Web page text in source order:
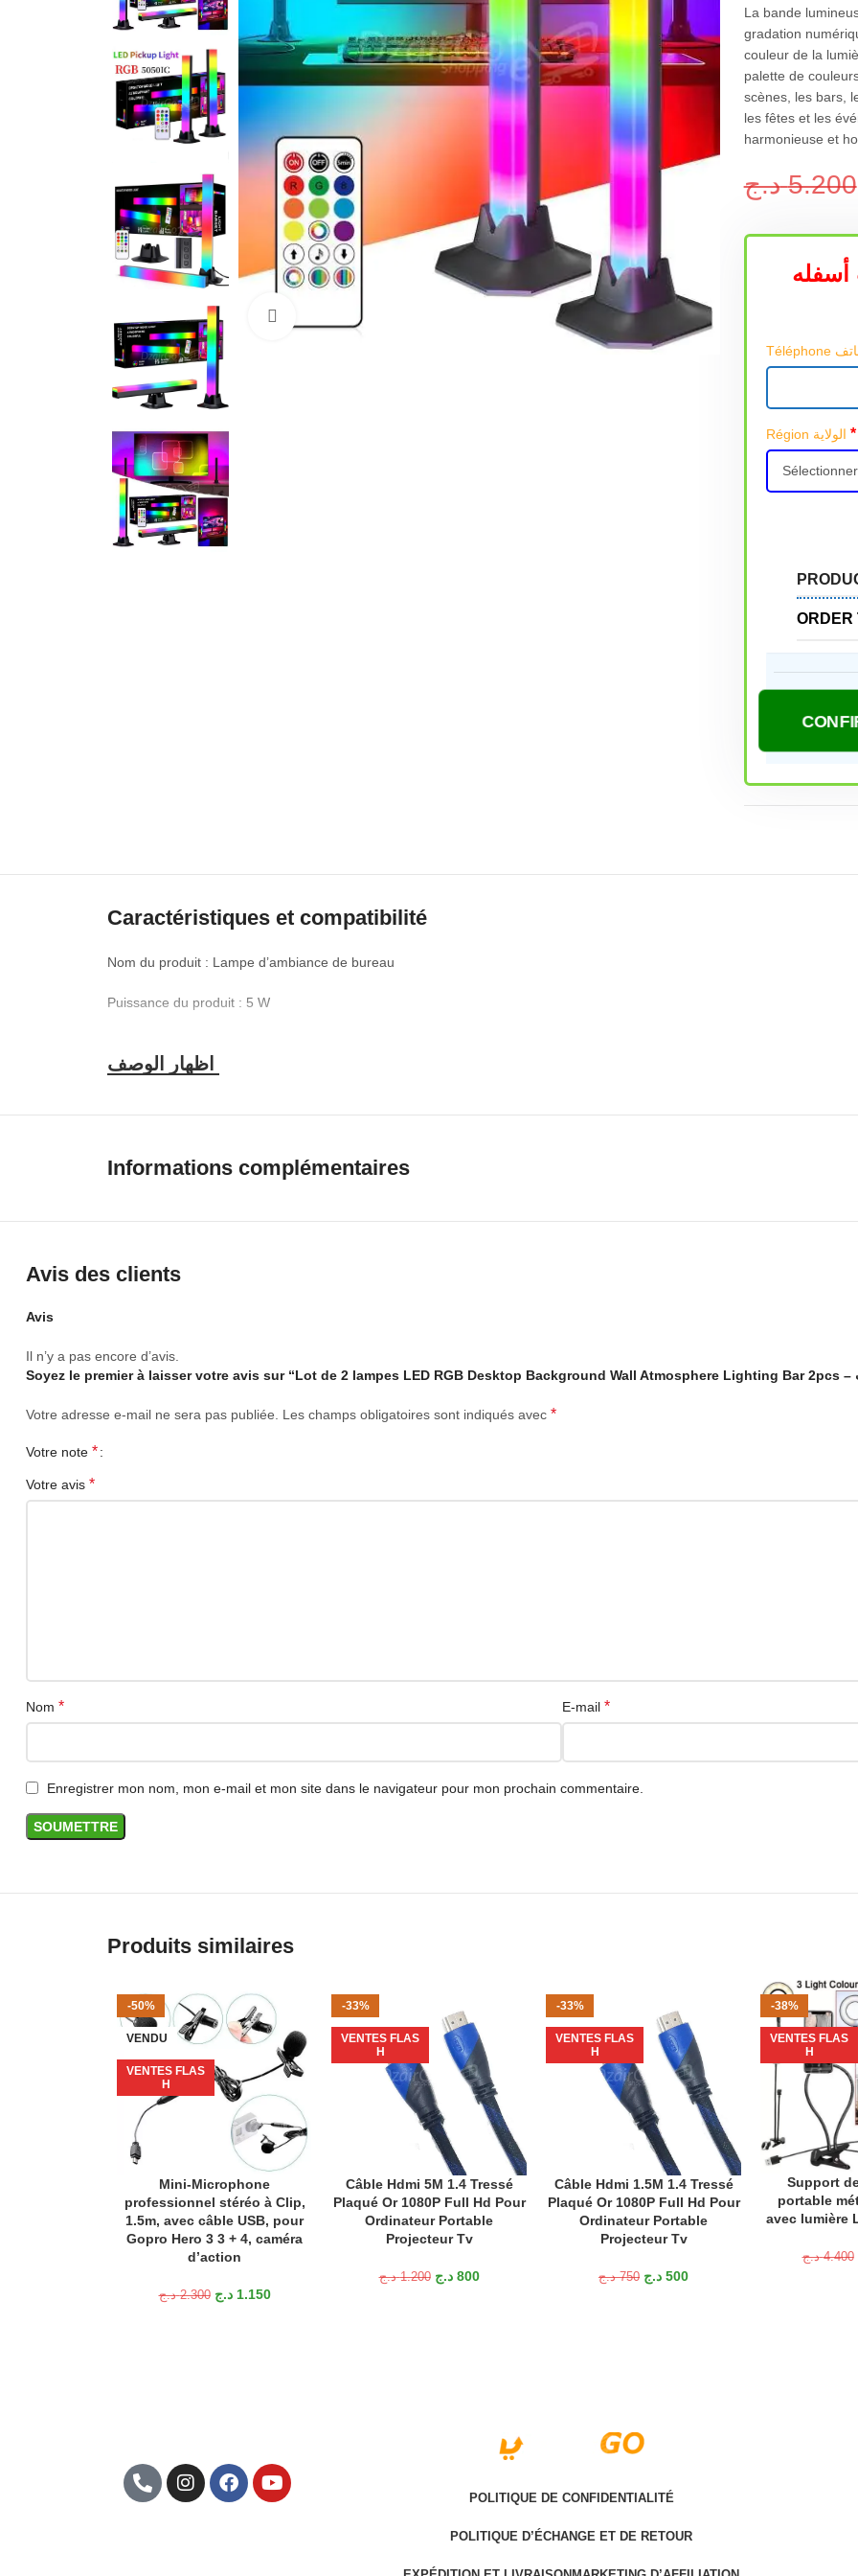
La bande
gradation
couleur de la
palette de
scènes, les bars,
les fêtes et les
harmonieuse et
5.200 د.ج
*
ORDER
Caractéristiques et compatibilité
Nom du produit : Lampe d’ambiance de bureau
Puissance du produit : 5 W
Quantité : 18 lampes par lampe (lot de 36 lampes)
Caractéristiques de la LED : LED multicolores avec puce intégrée
Mode de commande : Télécommande infrarouge / Bouton de commande sur le corps de la lampe
luminosité, avec une portée de 15 mètres. Vous pouvez également contrôler la LED directement à l’arrière grâce aux trois
Léger et doté d’une base amovible, il s’adapte à de nombreux usages : ordinateur, moniteur, console de jeux, TV, éclairage
pour vélo, éclairage intérieur de voiture, etc.
nous engageons à vous offrir une ambiance exceptionnelle.
Informations complémentaires
Avis des clients
Avis
Il n’y a pas encore d’avis.
Votre adresse e-mail ne sera pas publiée. Les champs obligatoires sont indiqués avec *
Votre note *
Votre avis *
Nom * E-mail *
Enregistrer mon nom, mon e-mail et mon site dans le navigateur pour mon prochain commentaire.
Produits similaires
-50%
VENDU
VENTES FLAS
H
LIRE LA SUITE
Mini-Microphone
professionnel stéréo à Clip,
1.5m, avec câble USB, pour
Gopro Hero 3 3 + 4, caméra
d’action
2.300 د.ج 1.150 د.ج
-33%
VENTES FLAS
H
AJOUTER AU PANIER
Câble Hdmi 5M 1.4 Tressé
Plaqué Or 1080P Full Hd Pour
Ordinateur Portable
Projecteur Tv
1.200 د.ج 800 د.ج
-33%
VENTES FLAS
H
AJOUTER AU PANIER
Câble Hdmi 1.5M 1.4 Tressé
Plaqué Or 1080P Full Hd Pour
Ordinateur Portable
Projecteur Tv
750 د.ج 500 د.ج
-38%
VENTES FLAS
H
AJOUTER AU
Support
portable
avec lumière
4.400 د.ج
POLITIQUE DE CONFIDENTIALITÉ
POLITIQUE D’ÉCHANGE ET DE RETOUR